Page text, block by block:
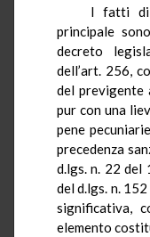
I fatti di
principale
decreto
dell’art. 256,
del previgente
pur con una
pene
precedenza
d.lgs. n. 22 del
del d.lgs. n.
significativa,
elemento